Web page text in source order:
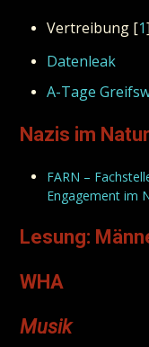
Vertreibung [1]
Datenleak
A-Tage
Nazis im
FARN –
Engagement im
Lesung:
WHA
Musik